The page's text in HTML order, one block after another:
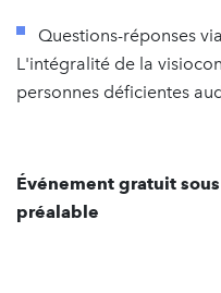
Questions-réponses
L'intégralité de la
personnes déficientes
Événement gratuit
préalable